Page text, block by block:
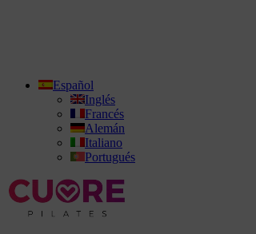
Español
Inglés
Francés
Alemán
Italiano
Portugués